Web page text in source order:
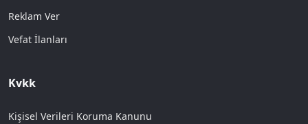
Reklam Ver
Vefat İlanları
Kvkk
Kişisel Verileri Koruma Kanunu